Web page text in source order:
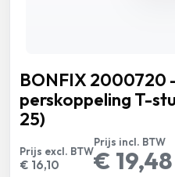
BONFIX 2000720
perskoppeling T-
25)
Prijs excl. BTW
€ 16,10
Prijs incl. BTW
€ 19,48